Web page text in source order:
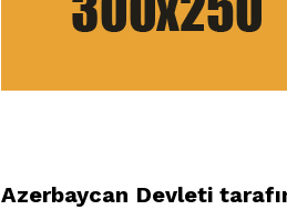
Azerbaycan Devleti